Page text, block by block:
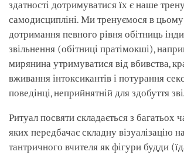
здатності дотримуватися їх є наше
самодисципліні. Ми тренуємося в цьому
дотримання певного рівня обітниць
звільнення (обітниці пратімокші),
мирянина утримуватися від вбивства,
вживання інтоксикантів і потурання
поведінці, неприйнятній для здобуття
Ритуал посвяти складається з багатьох
яких передбачає складну візуалізацію
тантричного вчителя як фігури будди